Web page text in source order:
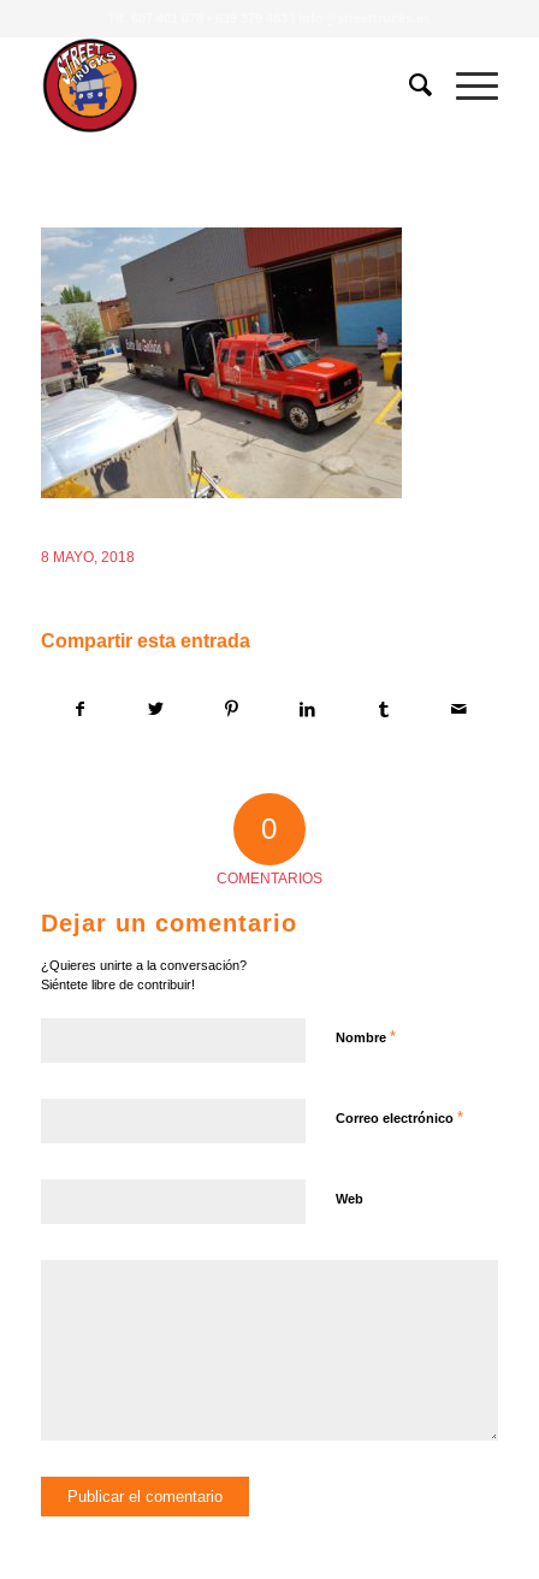
8 MAYO, 2018
Compartir esta entrada
0
COMENTARIOS
Dejar un comentario
¿Quieres unirte a la conversación?
Siéntete libre de contribuir!
Nombre *
Correo electrónico *
Web